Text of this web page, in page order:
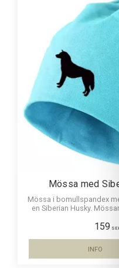
Mössa med
Mössa i bomullspandex
en Siberian Husky.
159
INFO